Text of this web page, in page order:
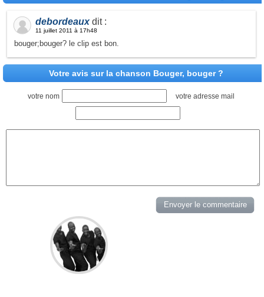
debordeaux dit :
11 juillet 2011 à 17h48
bouger;bouger? le clip est bon.
Votre avis sur la chanson Bouger, bouger ?
votre nom votre adresse mail